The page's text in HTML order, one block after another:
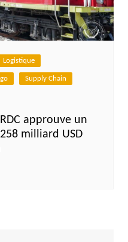
Logistique
Supply Chain
approuve un
milliard USD